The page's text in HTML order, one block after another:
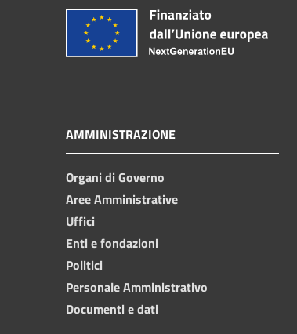
AMMINISTRAZIONE
Organi di Governo
Aree Amministrative
Uffici
Enti e fondazioni
Politici
Personale Amministrativo
Documenti e dati